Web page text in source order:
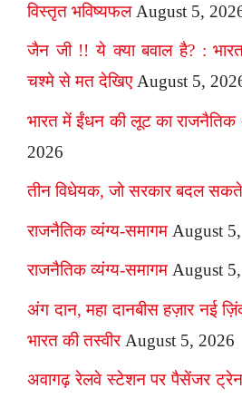
विस्तृत भविष्यफल August 5,
जैन जी !! ये क्या बवाल है? :
चश्मे से मत देखिए August 5,
भारत में ईंधन की लूट का राजनैतिक
2026
तीन विधेयक, जो सरकार बदल
राजनैतिक व्यंग्य-समागम August
राजनैतिक व्यंग्य-समागम August
अंग दान, महा दानबीस हज़ार नई
भारत की तस्वीर August 5, 2026
अवागढ़ रेलवे स्टेशन पर पैसेंजर